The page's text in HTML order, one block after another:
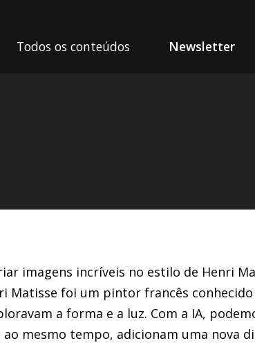
Todos os conteúdos Newsletter
imagens incríveis no estilo de Henri
Matisse foi um pintor francês
a forma e a luz. Com a IA,
mesmo tempo, adicionam uma nova